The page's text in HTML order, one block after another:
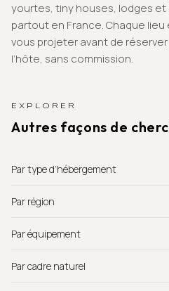
yourtes, tiny houses, lodges et
partout en France. Chaque
vous projeter avant de
l’hôte, sans commission.
EXPLORER
Autres façons de
Par type d’hébergement
Par région
Par équipement
Par cadre naturel